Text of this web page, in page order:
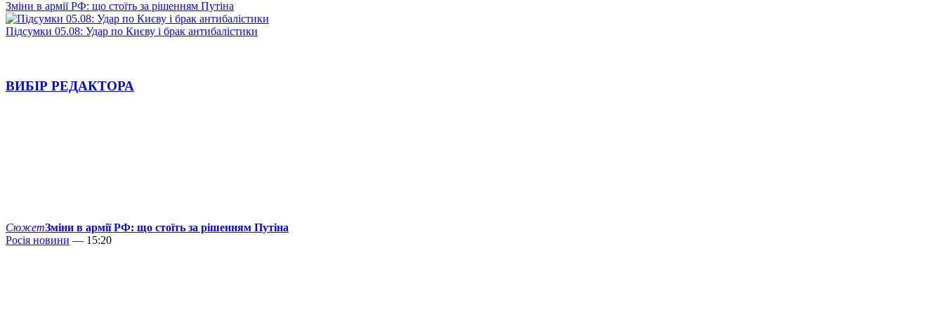
Зміни в армії РФ: що стоїть за рішенням Путіна
Підсумки 05.08: Удар по Києву і брак антибалістики
ВИБІР РЕДАКТОРА
СюжетЗміни в армії РФ: що стоїть за рішенням Путіна
Росія новини — 15:20